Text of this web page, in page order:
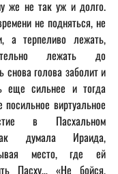
же не так уж и долго.
не подняться, не
а терпеливо лежать,
лежать до
снова голова заболит и
еще сильнее и тогда
виртуальное
в Пасхальном
думала Ираида,
место, где ей
Пасху… «Не бойся,